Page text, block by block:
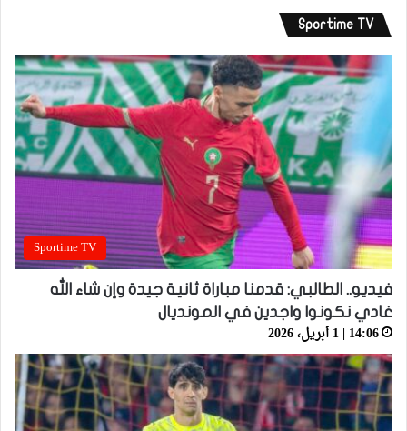
Sportime TV
Sportime TV
فيديو.. الطالبي: قدمنا مباراة ثانية جيدة وإن شاء الله
غادي نكونوا واجدين في المونديال
14:06 | 1 أبريل، 2026